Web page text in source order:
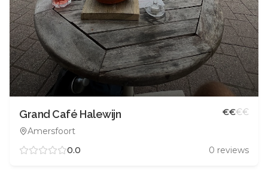
Grand Café Halewijn
Amersfoort
€€€€
0.0 0 reviews